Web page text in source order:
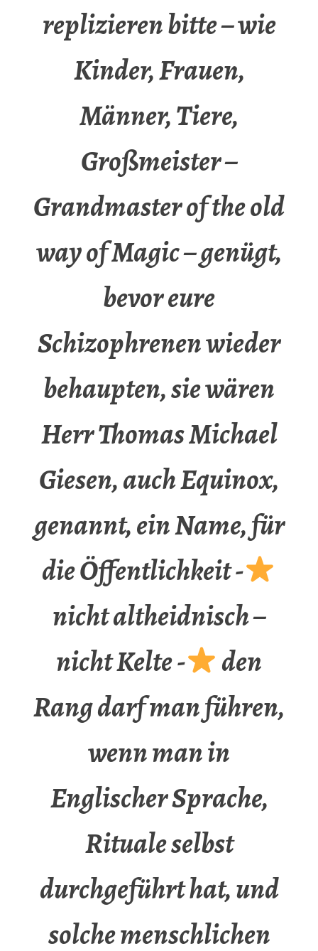
replizieren bitte – wie
Kinder, Frauen,
Männer, Tiere,
Großmeister –
Grandmaster of the old
way of Magic – genügt,
bevor eure
Schizophrenen wieder
behaupten, sie wären
Herr Thomas Michael
Giesen, auch Equinox,
genannt, ein Name, für
die Öffentlichkeit -
nicht altheidnisch –
nicht Kelte -
den
Rang darf man führen,
wenn man in
Englischer Sprache,
Rituale selbst
durchgeführt hat, und
solche menschlichen